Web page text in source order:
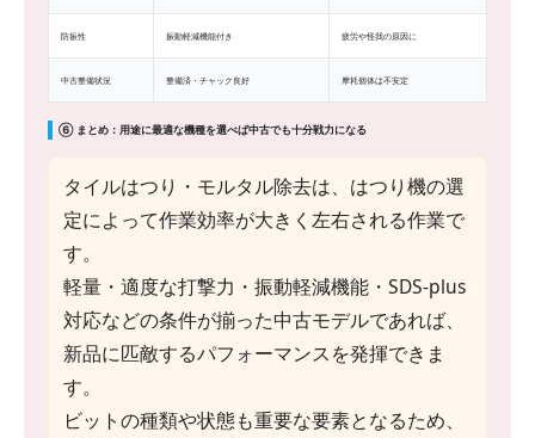
防振性 振動軽減機能付き 疲労や怪我の原因に
中古整備状況 整備済・チャック良好 摩耗個体は不安定
⑥ まとめ：用途に最適な機種を選べば中古でも十分戦力になる
タイルはつり・モルタル除去は、はつり機の選
定によって作業効率が大きく左右される作業で
す。
軽量・適度な打撃力・振動軽減機能・SDS-plus
対応などの条件が揃った中古モデルであれば、
新品に匹敵するパフォーマンスを発揮できま
す。
ビットの種類や状態も重要な要素となるため、